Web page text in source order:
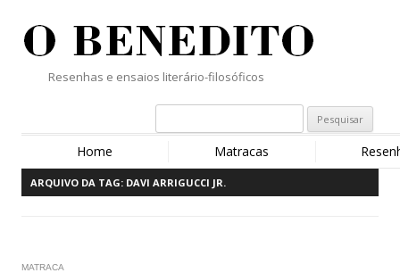
Resenhas e ensaios literário-filosóficos
Home Matracas
ARQUIVO DA TAG: DAVI ARRIGUCCI JR.
MATRACA